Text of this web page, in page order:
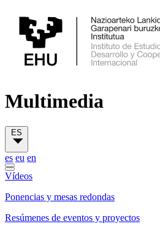
Multimedia
ES
es eu en
Vídeos
Ponencias y mesas redondas
Resúmenes de eventos y proyectos